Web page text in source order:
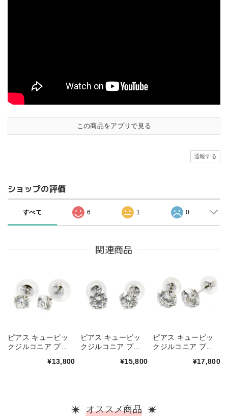
この商品をアプリで見る
通報する
ショップの評価
すべて 6 1 0
関連商品
ピアス キュービッ
クジルコニア プラ
ポスト 片側0.1ctサ
¥13,800
ピアス キュービッ
クジルコニア プラ
ポスト 片側0.25ctサ
ル
¥15,800
ピアス キュービッ
クジルコニア プラ
ポスト 片側0.5ctサ
ル
¥17,800
オススメ商品